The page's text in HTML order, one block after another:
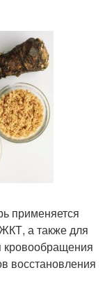
применяется
а также для
кровообращения
восстановления